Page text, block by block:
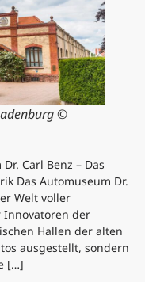
©
Carl Benz – Das
Das Automuseum Dr.
Welt voller
Innovatoren der
Hallen der alten
ausgestellt, sondern
[…]